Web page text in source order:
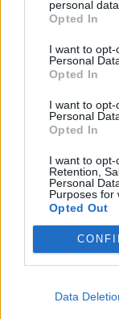
personal data.
Opted In
I want to
Personal
Opted In
I want to
Personal
Opted In
I want to opt-
Retention,
Personal
Purposes for
Opted Out
Data
Θέσεις
Θέσεις Εργασίας
Θέσεις Εργασίας